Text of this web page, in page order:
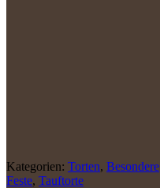
Kategorien: Torten, Besondere
Feste, Tauftorte